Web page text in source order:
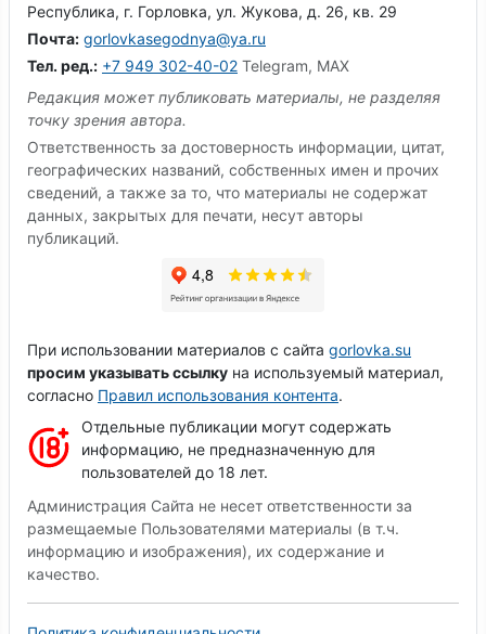
Республика, г. Горловка, ул. Жукова, д. 26, кв. 29
Почта: gorlovkasegodnya@ya.ru
Тел. ред.: +7 949 302-40-02 Telegram, MAX
Редакция может публиковать материалы, не разделяя
точку зрения автора.
Ответственность за достоверность информации, цитат,
географических названий, собственных имен и прочих
сведений, а также за то, что материалы не содержат
данных, закрытых для печати, несут авторы
публикаций.
При использовании материалов с сайта gorlovka.su
просим указывать ссылку на используемый материал,
согласно Правил использования контента.
Отдельные публикации могут содержать
информацию, не предназначенную для
пользователей до 18 лет.
Администрация Сайта не несет ответственности за
размещаемые Пользователями материалы (в т.ч.
информацию и изображения), их содержание и
качество.